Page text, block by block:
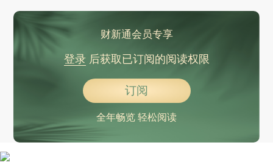
财新通会员专享
登录后获取已订阅的阅读权限
订阅
全年畅览 轻松阅读